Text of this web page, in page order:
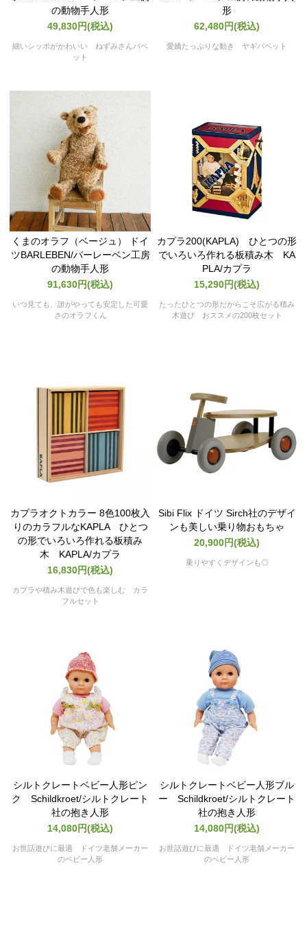
の動物手人形
49,830円(税込)
細いシッポがかわいい ねずみさんパペ
ット
形
62,480円(税込)
愛嬌たっぷりな動き ヤギパペット
くまのオラフ（ベージュ） ドイ
ツBARLEBEN/バーレーベン工房
の動物手人形
91,630円(税込)
いつ見ても、誰がやっても安定した可愛
さのオラフくん
カプラ200(KAPLA) ひとつの形
でいろいろ作れる板積み木 KA
PLA/カプラ
15,290円(税込)
たったひとつの形だからこそ広がる積み
木遊び おススメの200枚セット
カプラオクトカラー 8色100枚入
りのカラフルなKAPLA ひとつ
の形でいろいろ作れる板積み
木 KAPLA/カプラ
16,830円(税込)
カプラや積み木遊びで色も楽しむ カラ
フルセット
Sibi Flix ドイツ Sirch社のデザイ
ンも美しい乗り物おもちゃ
20,900円(税込)
乗りやすくデザインも◎
シルトクレートベビー人形ピン
ク Schildkroet/シルトクレート
社の抱き人形
14,080円(税込)
お世話遊びに最適 ドイツ老舗メーカー
のベビー人形
シルトクレートベビー人形ブル
ー Schildkroet/シルトクレート
社の抱き人形
14,080円(税込)
お世話遊びに最適 ドイツ老舗メーカー
のベビー人形